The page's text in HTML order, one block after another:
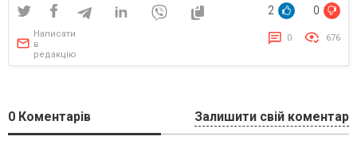
2 0
Написати
в
редакцію
0 676
0 Коментарів Залишити свій коментар